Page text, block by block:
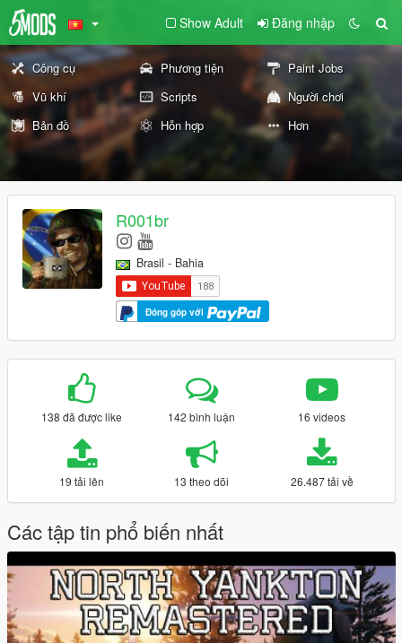
Show Adult Đăng nhập
Công cụ Phương tiện
Paint Jobs
Vũ khí
Scripts
Người chơi
Bản đồ
Hỗn hợp Hơn
R001br
Brasil - Bahia
Đóng góp với
138 đã được like 142 bình luận 16 videos
19 tải lên 13 theo dõi 26.487 tải về
Các tập tin phổ biến nhất